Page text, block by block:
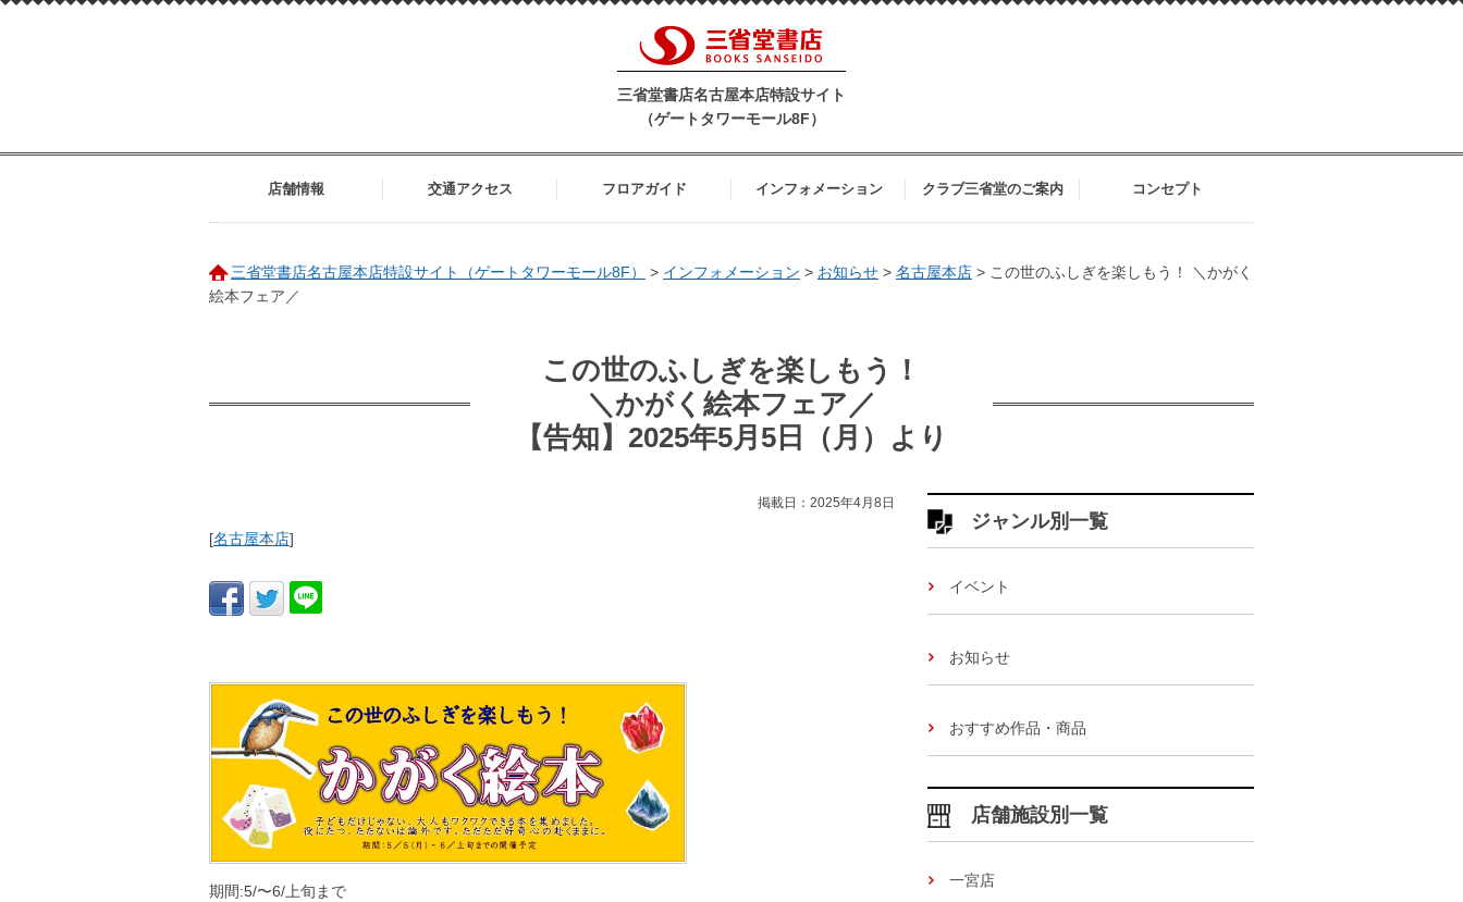
三省堂書店名古屋本店特設サイト
（ゲートタワーモール8F）
店舗情報 交通アクセス フロアガイド インフォメーション クラブ三省堂のご案内 コンセプト
三省堂書店名古屋本店特設サイト（ゲートタワーモール8F） > インフォメーション > お知らせ > 名古屋本店 > この世のふしぎを楽しもう！ ＼⁠かがく
絵本フェア／
この世のふしぎを楽しもう！
＼⁠かがく絵本フェア／
【告知】2025年5月5日（月）より
掲載日：2025年4月8日
[名古屋本店]
期間:5/〜6/上旬まで
ジャンル別一覧
イベント
お知らせ
おすすめ作品・商品
店舗施設別一覧
一宮店